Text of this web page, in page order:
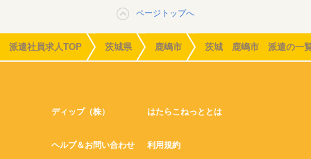
ページトップへ
派遣社員求人TOP 茨城県 鹿嶋市 茨城 鹿嶋市 派遣の一
ディップ（株） はたらこねっととは
ヘルプ＆お問い合わせ 利用規約